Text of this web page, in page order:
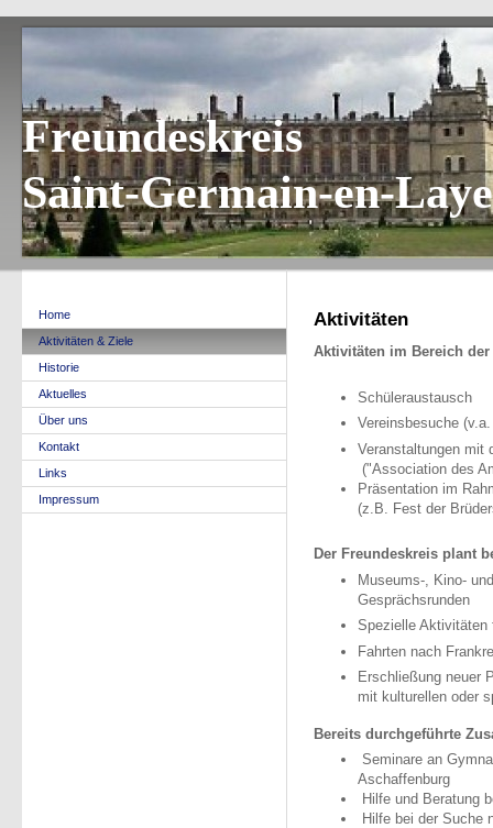
Freundeskreis
Saint-Germain-en-
Home
Aktivitäten & Ziele
Historie
Aktuelles
Über uns
Kontakt
Links
Impressum
Aktivitäten
Aktivitäten im Bereich
Schüleraustausch
Vereinsbesuche
Veranstaltungen mit
("Association des
Präsentation im
(z.B. Fest der
Der Freundeskreis plant
Museums-, Kino-
Gesprächsrunden
Spezielle Aktivitäten
Fahrten nach
Erschließung neuer
mit kulturellen oder
Bereits durchgeführte
Seminare an
Aschaffenburg
Hilfe und Beratung
Hilfe bei der Suche